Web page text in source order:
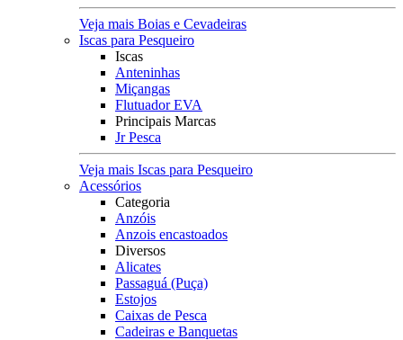
Veja mais Boias e Cevadeiras
Iscas para Pesqueiro
Iscas
Anteninhas
Miçangas
Flutuador EVA
Principais Marcas
Jr Pesca
Veja mais Iscas para Pesqueiro
Acessórios
Categoria
Anzóis
Anzois encastoados
Diversos
Alicates
Passaguá (Puça)
Estojos
Caixas de Pesca
Cadeiras e Banquetas